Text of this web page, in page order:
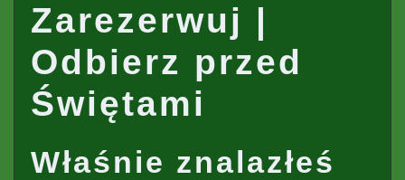
Zarezerwuj |
Odbierz przed
Świętami
Właśnie znalazłeś